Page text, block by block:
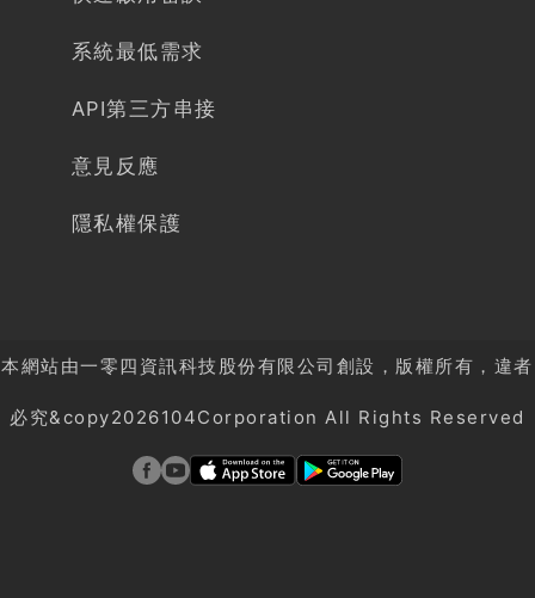
系統最低需求
API第三方串接
意見反應
隱私權保護
本網站由一零四資訊科技股份有限公司創設，版權所有，違者
必究&copy2026104Corporation All Rights Reserved